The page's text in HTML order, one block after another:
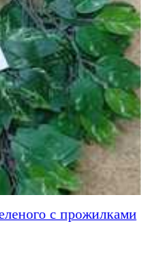
с прожилками